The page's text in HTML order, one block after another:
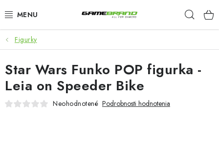
na
KATEGORIE
FILMY A SERIÁLY
HRY
Figurky
Star Wars Funko POP figurka -
Leia on Speeder Bike
Neohodnotené Podrobnosti hodnotenia